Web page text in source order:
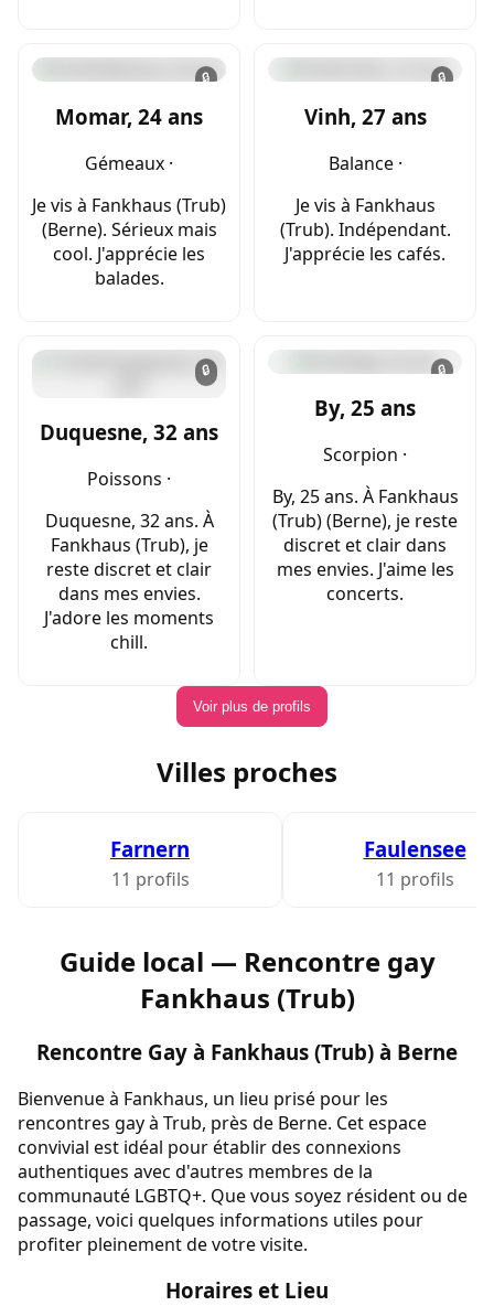
🔒
Momar, 24 ans
Gémeaux ·
Je vis à Fankhaus (Trub)
(Berne). Sérieux mais
cool. J'apprécie les
balades.
🔒
Vinh, 27 ans
Balance ·
Je vis à Fankhaus
(Trub). Indépendant.
J'apprécie les cafés.
🔒
Duquesne, 32 ans
Poissons ·
Duquesne, 32 ans. À
Fankhaus (Trub), je
reste discret et clair
dans mes envies.
J'adore les moments
chill.
🔒
By, 25 ans
Scorpion ·
By, 25 ans. À Fankhaus
(Trub) (Berne), je reste
discret et clair dans
mes envies. J'aime les
concerts.
Voir plus de profils
Villes proches
Farnern
11 profils
Faulensee
11 profils
Guide local — Rencontre gay
Fankhaus (Trub)
Rencontre Gay à Fankhaus (Trub) à Berne
Bienvenue à Fankhaus, un lieu prisé pour les
rencontres gay à Trub, près de Berne. Cet espace
convivial est idéal pour établir des connexions
authentiques avec d'autres membres de la
communauté LGBTQ+. Que vous soyez résident ou de
passage, voici quelques informations utiles pour
profiter pleinement de votre visite.
Horaires et Lieu